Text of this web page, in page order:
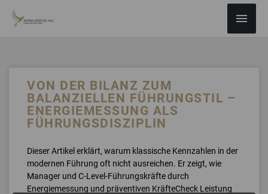
INHALT
VON DER BILANZ ZUM
BALANZIELLEN FÜHRUNGSTIL –
ENERGIEMESSUNG ALS
FÜHRUNGSDISZIPLIN
Dieser Artikel erklärt, warum klassische Kennzahlen in der
modernen Führung oft nicht ausreichen. Er zeigt, wie
Manager und C-Level-Führungskräfte durch
Energiemessung und präventiven KräfteCheck Leistung